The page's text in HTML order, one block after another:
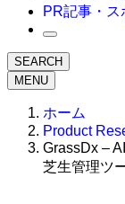
PR記事・
SEARCH
MENU
ホーム
Product
GrassDx –
芝生管理ツ